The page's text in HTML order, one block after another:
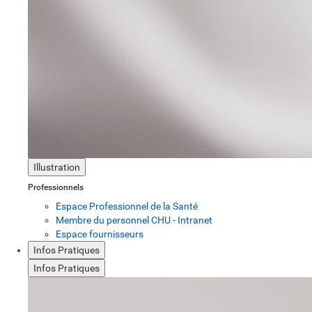
Illustration
Professionnels
Espace Professionnel de la Santé
Membre du personnel CHU - Intranet
Espace fournisseurs
Infos Pratiques
Infos Pratiques